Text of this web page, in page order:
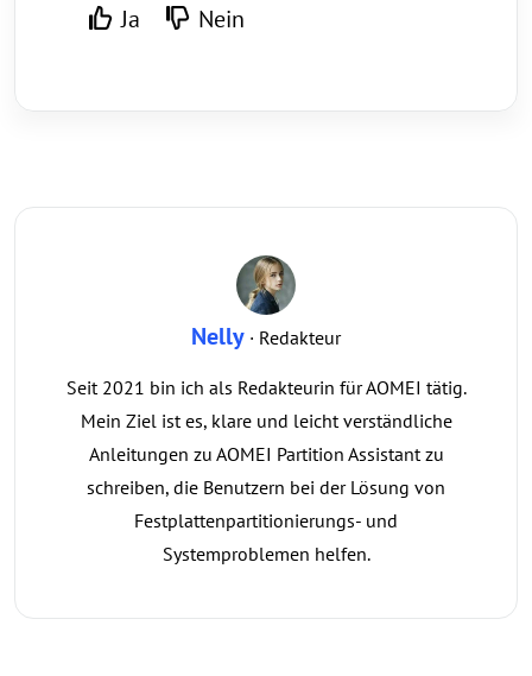
Ja Nein
Nelly · Redakteur
Seit 2021 bin ich als Redakteurin für AOMEI tätig.
Mein Ziel ist es, klare und leicht verständliche
Anleitungen zu AOMEI Partition Assistant zu
schreiben, die Benutzern bei der Lösung von
Festplattenpartitionierungs- und
Systemproblemen helfen.